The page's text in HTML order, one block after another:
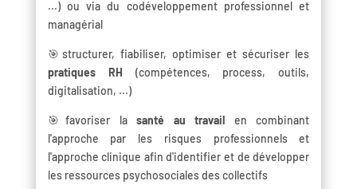
...) ou via du codéveloppement professionnel et
managérial
🎯structurer, fiabiliser, optimiser et sécuriser les
pratiques RH (compétences, process, outils,
digitalisation, ...)
🎯favoriser lasanté au travail en combinant
l'approche par les risques professionnels et
l'approche clinique afin d'identifier et de développer
les ressources psychosociales des collectifs